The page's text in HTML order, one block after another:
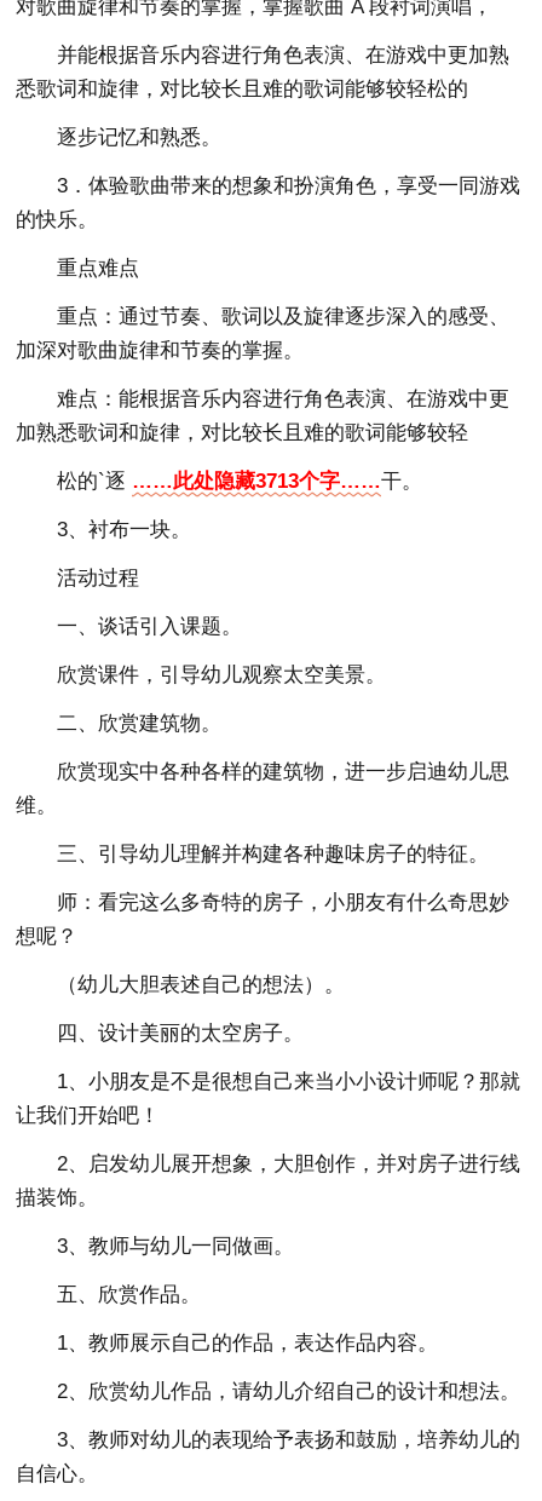
对歌曲旋律和节奏的掌握，掌握歌曲 A 段衬词演唱，
并能根据音乐内容进行角色表演、在游戏中更加熟
悉歌词和旋律，对比较长且难的歌词能够较轻松的
逐步记忆和熟悉。
3．体验歌曲带来的想象和扮演角色，享受一同游戏
的快乐。
重点难点
重点：通过节奏、歌词以及旋律逐步深入的感受、
加深对歌曲旋律和节奏的掌握。
难点：能根据音乐内容进行角色表演、在游戏中更
加熟悉歌词和旋律，对比较长且难的歌词能够较轻
松的`逐 ……此处隐藏3713个字……干。
3、衬布一块。
活动过程
一、谈话引入课题。
欣赏课件，引导幼儿观察太空美景。
二、欣赏建筑物。
欣赏现实中各种各样的建筑物，进一步启迪幼儿思
维。
三、引导幼儿理解并构建各种趣味房子的特征。
师：看完这么多奇特的房子，小朋友有什么奇思妙
想呢？
（幼儿大胆表述自己的想法）。
四、设计美丽的太空房子。
1、小朋友是不是很想自己来当小小设计师呢？那就
让我们开始吧！
2、启发幼儿展开想象，大胆创作，并对房子进行线
描装饰。
3、教师与幼儿一同做画。
五、欣赏作品。
1、教师展示自己的作品，表达作品内容。
2、欣赏幼儿作品，请幼儿介绍自己的设计和想法。
3、教师对幼儿的表现给予表扬和鼓励，培养幼儿的
自信心。